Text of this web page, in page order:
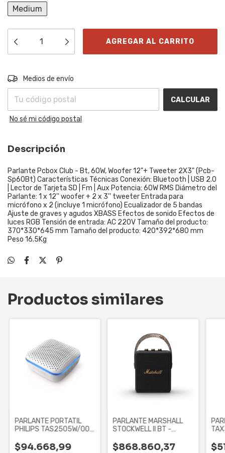
Medium
Entregas para el CP:
Medios de envío
CALCULAR
No sé mi código postal
Descripción
Parlante Pcbox Club - Bt, 60W, Woofer 12"+ Tweeter 2X3" (Pcb-
Sp60Bt) Características Técnicas Conexión: Bluetooth | USB 2.0
| Lector de Tarjeta SD | Fm | Aux Potencia: 60W RMS Diámetro del
Parlante: 1 x 12'' woofer + 2 x 3'' tweeter Entrada para
micrófono x 2 (incluye 1 micrófono) Ecualizador de 5 bandas
Ajuste de graves y agudos XBASS Efectos de sonido Efectos de
luces RGB Tensión de entrada: AC 220V Tamaño del producto:
370*330*645 mm Tamaño del producto: 420*392*680 mm
Peso 16.5Kg
Productos similares
PARLANTE PORTATIL
PHILIPS TAS2505W/00 -
$94.668,99
PARLANTE MARSHALL
STOCKWELL II BT -
$868.860,37